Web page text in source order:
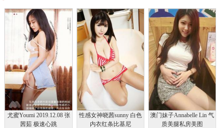
尤蜜Youmi 2019.12.08 张
茜茹 极速心跳
性感女神晓茜sunny 白色
内衣红条比基尼
澳门妹子Annabelle Lin 气
质美腿私房美图